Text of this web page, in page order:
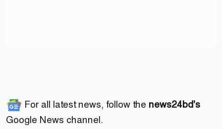
For all latest news, follow the news24bd's
Google News channel.